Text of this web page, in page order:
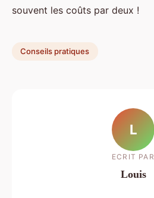
souvent les coûts par deux !
Conseils pratiques
L
ECRIT PAR
Louis